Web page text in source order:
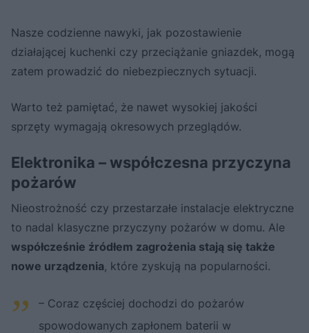
Nasze codzienne nawyki, jak pozostawienie
działającej kuchenki czy przeciążanie gniazdek, mogą
zatem prowadzić do niebezpiecznych sytuacji.
Warto też pamiętać, że nawet wysokiej jakości
sprzęty wymagają okresowych przeglądów.
Elektronika – współczesna przyczyna
pożarów
Nieostrożność czy przestarzałe instalacje elektryczne
to nadal klasyczne przyczyny pożarów w domu. Ale
współcześnie źródłem zagrożenia stają się także
nowe urządzenia, które zyskują na popularności.
– Coraz częściej dochodzi do pożarów
spowodowanych zapłonem baterii w